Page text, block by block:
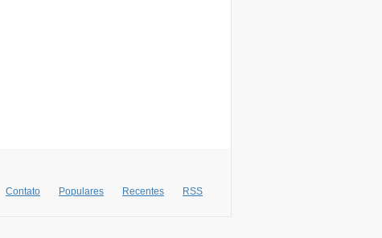
Contato Populares Recentes RSS